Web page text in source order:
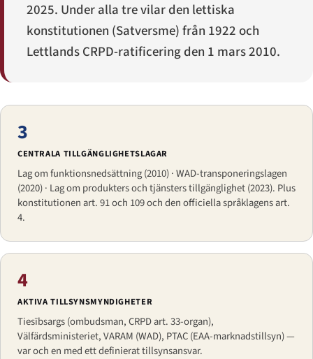
2025. Under alla tre vilar den lettiska
konstitutionen (Satversme) från 1922 och
Lettlands CRPD-ratificering den 1 mars 2010.
3
CENTRALA TILLGÄNGLIGHETSLAGAR
Lag om funktionsnedsättning (2010) · WAD-transponeringslagen
(2020) · Lag om produkters och tjänsters tillgänglighet (2023). Plus
konstitutionen art. 91 och 109 och den officiella språklagens art.
4.
4
AKTIVA TILLSYNSMYNDIGHETER
Tiesībsargs (ombudsman, CRPD art. 33-organ),
Välfärdsministeriet, VARAM (WAD), PTAC (EAA-marknadstillsyn) —
var och en med ett definierat tillsynsansvar.